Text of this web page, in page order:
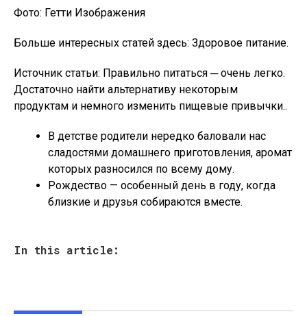
Фото: Гетти Изображения
Больше интересных статей здесь: Здоровое питание.
Источник статьи: Правильно питаться ─ очень легко.
Достаточно найти альтернативу некоторым
продуктам и немного изменить пищевые привычки..
В детстве родители нередко баловали нас
сладостями домашнего приготовления, аромат
которых разносился по всему дому.
Рождество — особенный день в году, когда
близкие и друзья собираются вместе.
In this article: